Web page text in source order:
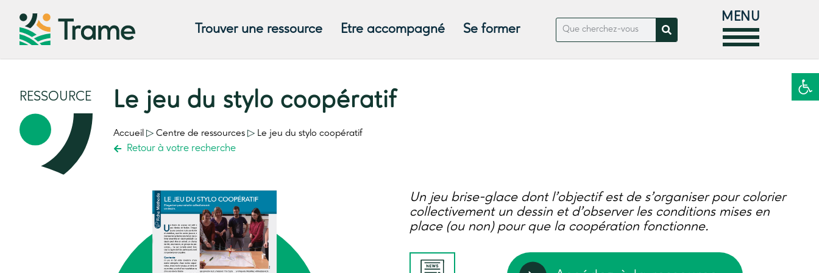
Ouvrir
Trouver une ressource Etre accompagné Se former
MENU
RESSOURCE Le jeu du stylo coopératif
Accueil ▷ Centre de ressources ▷ Le jeu du stylo coopératif
Retour à votre recherche
Un jeu brise-glace dont l’objectif est de s’organiser pour colorier
collectivement un dessin et d’observer les conditions mises en
place (ou non) pour que la coopération fonctionne.